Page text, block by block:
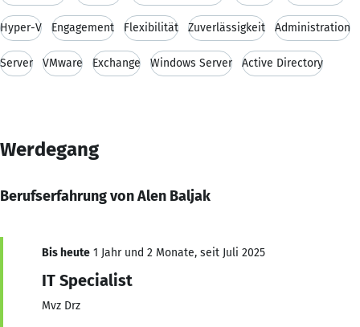
Hyper-V Engagement Flexibilität Zuverlässigkeit Administration
Server VMware Exchange Windows Server Active Directory
Werdegang
Berufserfahrung von Alen Baljak
Bis heute 1 Jahr und 2 Monate, seit Juli 2025
IT Specialist
Mvz Drz